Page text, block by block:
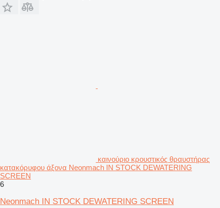
καινούριο κρουστικός θραυστήρας
κατακόρυφου άξονα Neonmach IN STOCK DEWATERING
SCREEN
6
Neonmach IN STOCK DEWATERING SCREEN